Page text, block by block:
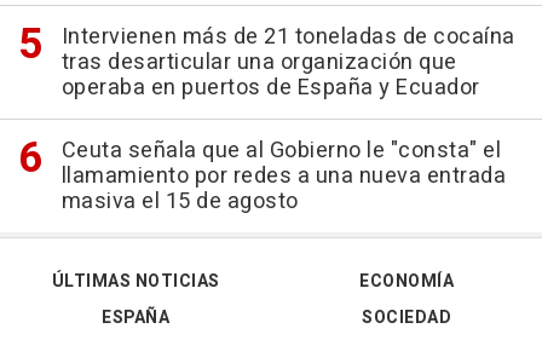
Intervienen más de 21 toneladas de cocaína
tras desarticular una organización que
operaba en puertos de España y Ecuador
Ceuta señala que al Gobierno le "consta" el
llamamiento por redes a una nueva entrada
masiva el 15 de agosto
ÚLTIMAS NOTICIAS
ESPAÑA
ECONOMÍA
SOCIEDAD